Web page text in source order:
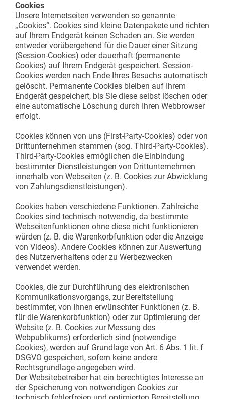
Cookies
Unsere Internetseiten verwenden so genannte
„Cookies“. Cookies sind kleine Datenpakete und richten
auf Ihrem Endgerät keinen Schaden an. Sie werden
entweder vorübergehend für die Dauer einer Sitzung
(Session-Cookies) oder dauerhaft (permanente
Cookies) auf Ihrem Endgerät gespeichert. Session-
Cookies werden nach Ende Ihres Besuchs automatisch
gelöscht. Permanente Cookies bleiben auf Ihrem
Endgerät gespeichert, bis Sie diese selbst löschen oder
eine automatische Löschung durch Ihren Webbrowser
erfolgt.
Cookies können von uns (First-Party-Cookies) oder von
Drittunternehmen stammen (sog. Third-Party-Cookies).
Third-Party-Cookies ermöglichen die Einbindung
bestimmter Dienstleistungen von Drittunternehmen
innerhalb von Webseiten (z. B. Cookies zur Abwicklung
von Zahlungsdienstleistungen).
Cookies haben verschiedene Funktionen. Zahlreiche
Cookies sind technisch notwendig, da bestimmte
Webseitenfunktionen ohne diese nicht funktionieren
würden (z. B. die Warenkorbfunktion oder die Anzeige
von Videos). Andere Cookies können zur Auswertung
des Nutzerverhaltens oder zu Werbezwecken
verwendet werden.
Cookies, die zur Durchführung des elektronischen
Kommunikationsvorgangs, zur Bereitstellung
bestimmter, von Ihnen erwünschter Funktionen (z. B.
für die Warenkorbfunktion) oder zur Optimierung der
Website (z. B. Cookies zur Messung des
Webpublikums) erforderlich sind (notwendige
Cookies), werden auf Grundlage von Art. 6 Abs. 1 lit. f
DSGVO gespeichert, sofern keine andere
Rechtsgrundlage angegeben wird.
Der Websitebetreiber hat ein berechtigtes Interesse an
der Speicherung von notwendigen Cookies zur